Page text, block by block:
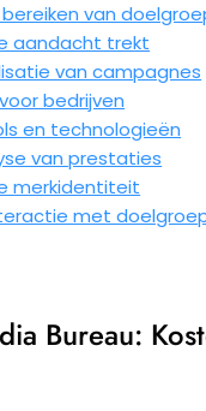
van
aandacht trekt
van campagnes
bedrijven
en technologieën
van prestaties
merkidentiteit
met
Bureau: